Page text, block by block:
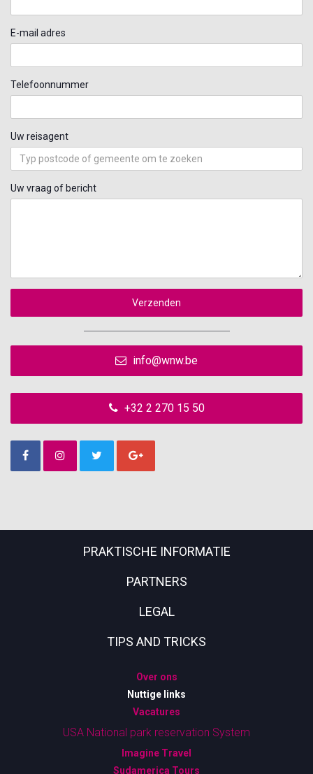
E-mail adres
Telefoonnummer
Uw reisagent
Uw vraag of bericht
Verzenden
info@wnw.be
+32 2 270 15 50
PRAKTISCHE INFORMATIE
PARTNERS
LEGAL
TIPS AND TRICKS
Over ons
Nuttige links
Vacatures
USA National park reservation System
Imagine Travel
Sudamerica Tours